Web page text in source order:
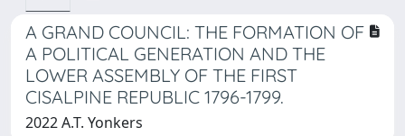
A GRAND COUNCIL: THE FORMATION OF
A POLITICAL GENERATION AND THE
LOWER ASSEMBLY OF THE FIRST
CISALPINE REPUBLIC 1796-1799.
2022 A.T. Yonkers